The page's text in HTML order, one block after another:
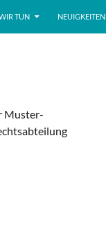
TUN NEUIGKEITEN
Muster-